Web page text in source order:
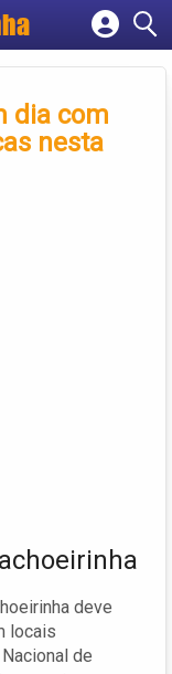
dia com
nesta
deve
locais
de